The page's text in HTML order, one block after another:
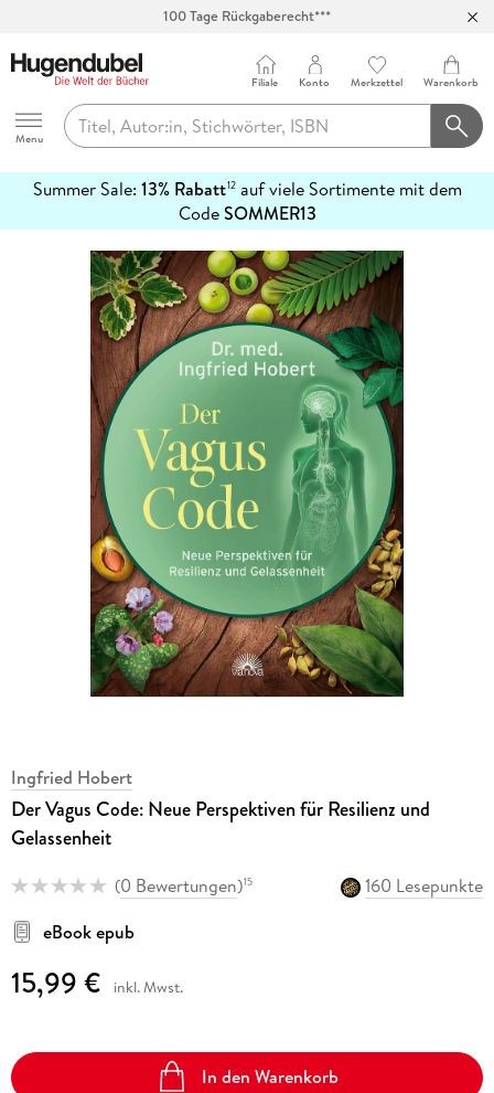
100 Tage Rückgaberecht***
Hugendubel
Menu
Filiale Konto Merkzettel Warenkorb
Summer Sale: 13% Rabatt12auf viele Sortimente mit dem
CodeSOMMER13
erfahren
Ingfried Hobert
Der Vagus Code: Neue Perspektiven für Resilienz und
Gelassenheit
(0 Bewertungen)15
160 Lesepunkte
eBook epub
15,99 € inkl. Mwst.
In den Warenkorb